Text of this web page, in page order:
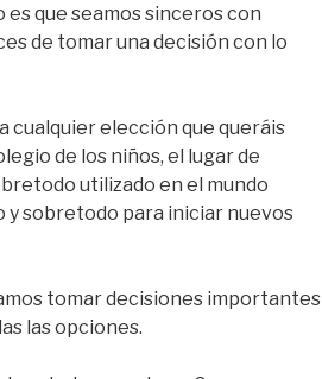
que seamos sinceros con
de tomar una decisión con lo
cualquier elección que queráis
de los niños, el lugar de
utilizado en el mundo
y sobretodo para iniciar nuevos
tomar decisiones importantes
las opciones.